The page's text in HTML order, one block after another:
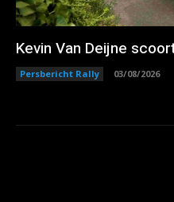
Kevin Van Deijne
Persbericht Rally 03/08/2026